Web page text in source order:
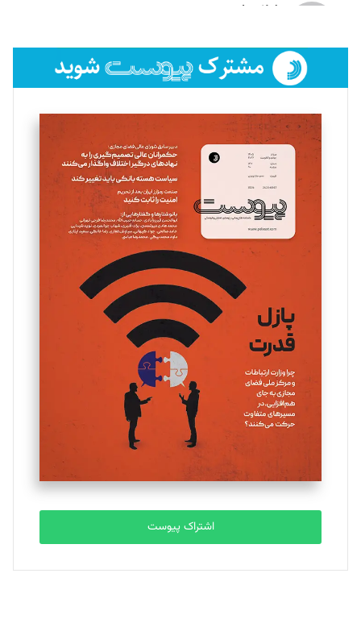
لیلا حنارود
فائزه فتحی رستمی
تحریریه
سروش کرمیان
تحریریه
مینا پاکدل
یسنا امان‌پور
تحریریه
ملینا جعفری
تحریریه
مصطفی مسجدی آرانی
تحریریه
بابک نقاش
تحریریه
اشتراک پیوست